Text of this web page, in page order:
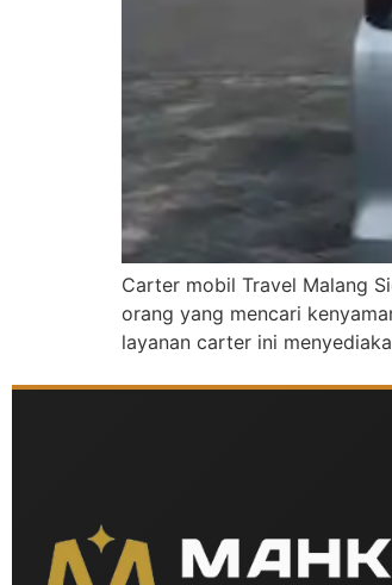
Carter mobil Travel Malang
orang yang mencari
layanan carter ini